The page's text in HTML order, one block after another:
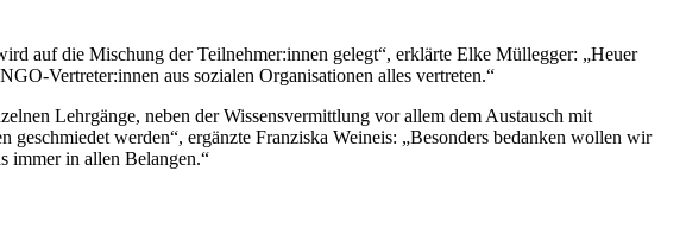
auf die Mischung der Teilnehmer:innen gelegt“, erklärte Elke Müllegger: „Heuer
Vertreter:innen aus sozialen Organisationen alles vertreten.“
Lehrgänge, neben der Wissensvermittlung vor allem dem Austausch mit
werden“, ergänzte Franziska Weineis: „Besonders bedanken wollen wir
immer in allen Belangen.“